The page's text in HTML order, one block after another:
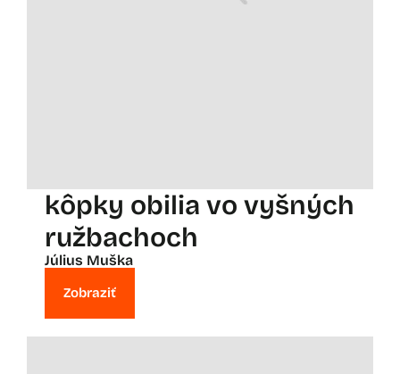
kôpky obilia vo vyšných
ružbachoch
Július Muška
Zobraziť